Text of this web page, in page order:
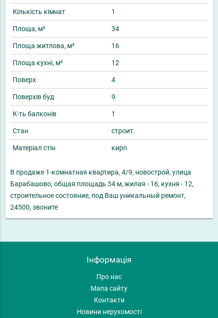
Кількість кімнат 1
Площа, м² 34
Площа житлова, м² 16
Площа кухні, м² 12
Поверх 4
Поверхів буд 9
К-ть балконів 1
Стан строит.
Матеріал стін кирп
В продаже 1-комнатная квартира, 4/9, новострой, улица
Барабашово, общая площадь 34 м, жилая - 16, кухня - 12,
строительное состояние, под Ваш уникальный ремонт,
24500, звоните
Інформація
Про нас
Мапа сайту
Контакти
Новини нерухомості